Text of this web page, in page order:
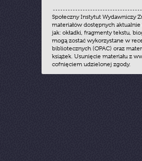
Społeczny Instytut Wydawniczy
materiałów dostępnych
jak: okładki, fragmenty tekstu,
mogą zostać wykorzystane w
bibliotecznych (OPAC) oraz
książek. Usunięcie materiału z
cofnięciem udzielonej zgody.